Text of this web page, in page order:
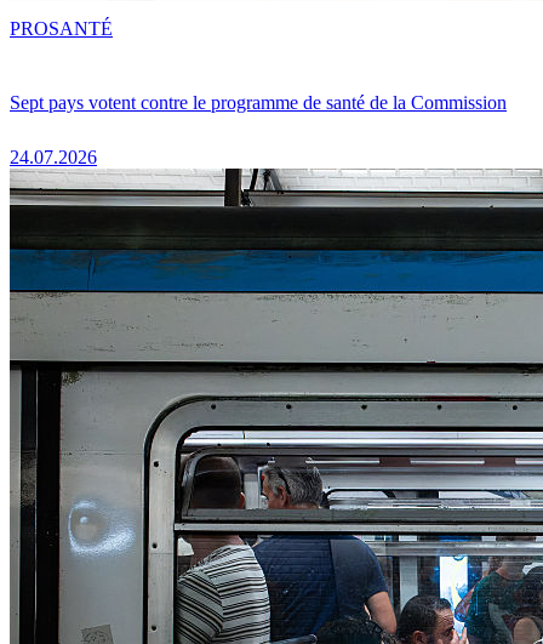
Sept pays votent contre le programme de santé de la Commission
24.07.2026
PROSANTÉ